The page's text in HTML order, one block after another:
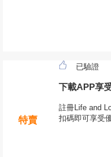
特賣
已驗證
下載APP享
註冊Life and
扣碼即可享受